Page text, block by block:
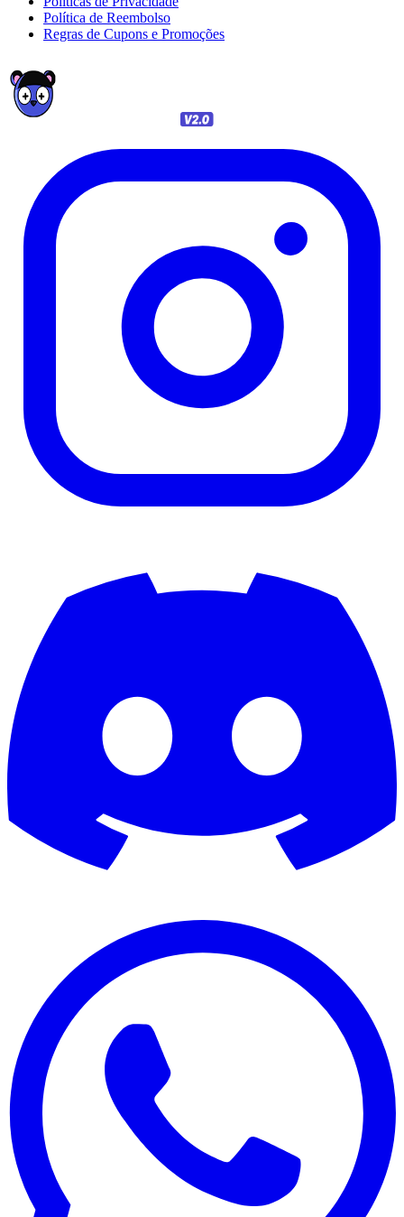
Política de Reembolso
Regras de Cupons e Promoções